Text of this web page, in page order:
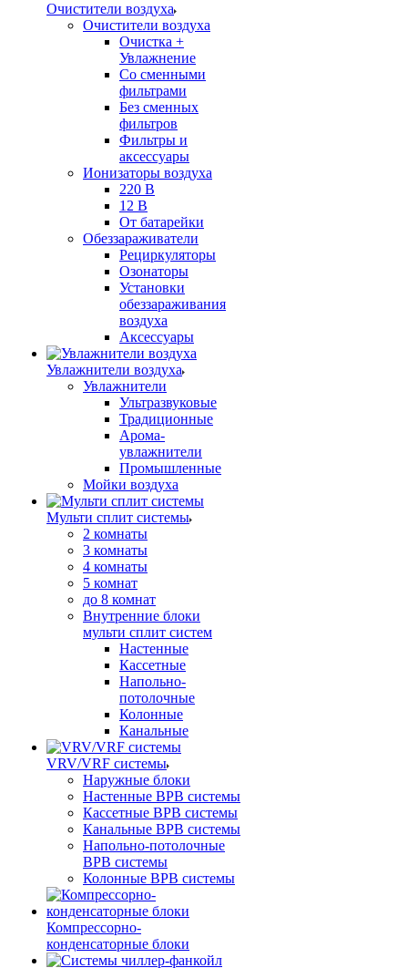
Очистители воздуха
Очистители воздуха
Очистка +
Увлажнение
Cо сменными
фильтрами
Без сменных
фильтров
Фильтры и
аксессуары
Ионизаторы воздуха
220 В
12 В
От батарейки
Обеззараживатели
Рециркуляторы
Озонаторы
Установки
обеззараживания
воздуха
Аксессуары
Увлажнители воздуха
Увлажнители
Ультразвуковые
Традиционные
Арома-
увлажнители
Промышленные
Мойки воздуха
Мульти сплит системы
2 комнаты
3 комнаты
4 комнаты
5 комнат
до 8 комнат
Внутренние блоки
мульти сплит систем
Настенные
Кассетные
Напольно-
потолочные
Колонные
Канальные
VRV/VRF системы
Наружные блоки
Настенные ВРВ системы
Кассетные ВРВ системы
Канальные ВРВ системы
Напольно-потолочные
ВРВ системы
Колонные ВРВ системы
Компрессорно-
конденсаторные блоки